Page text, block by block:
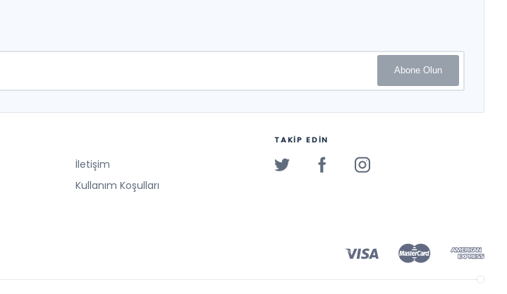
Abone Olun
İletişim
Kullanım Koşulları
TAKİP EDİN